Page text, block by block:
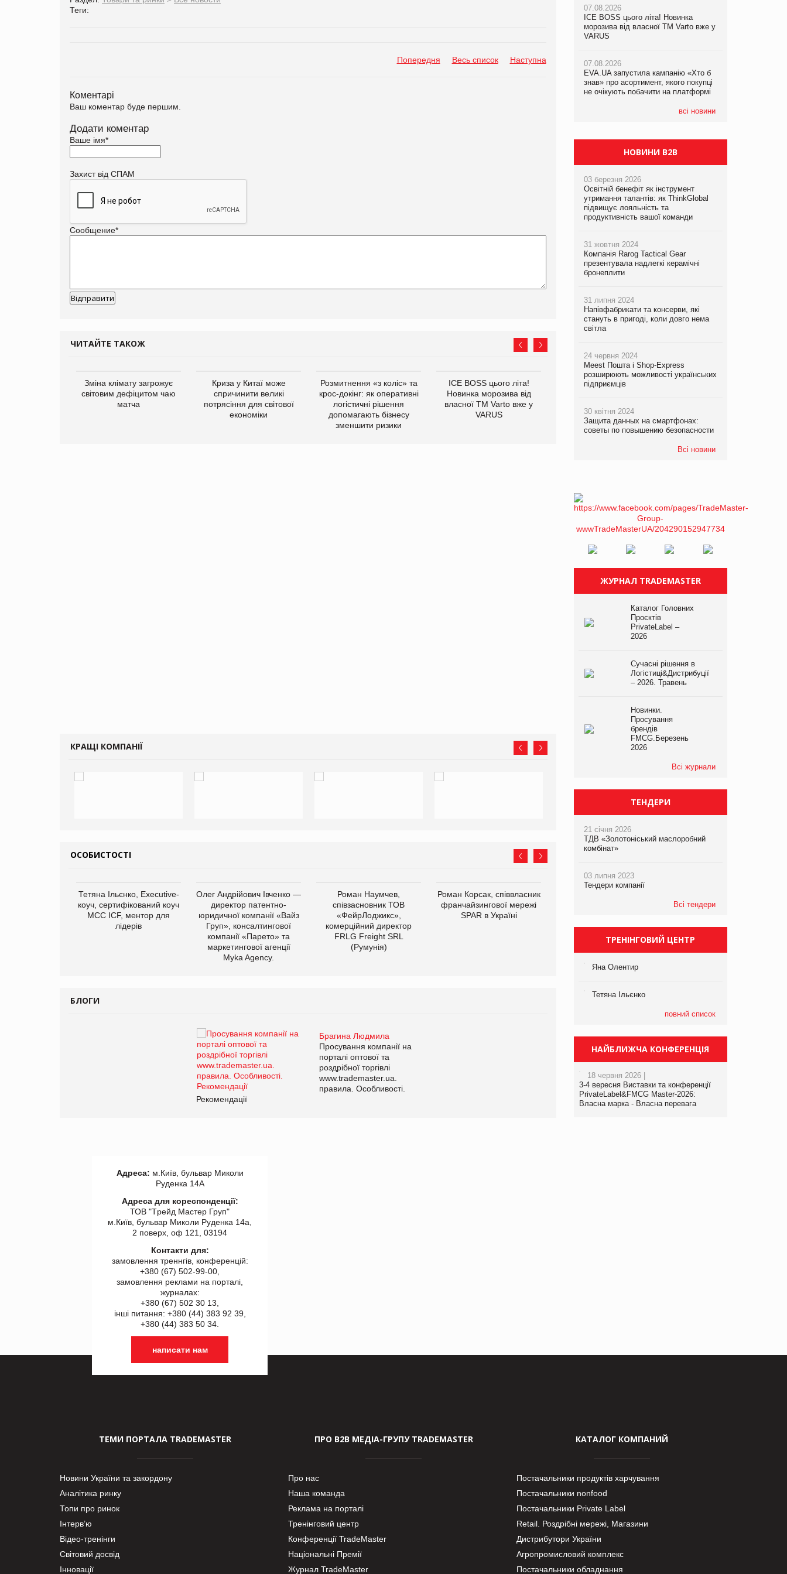
Теги:
Попередня Весь список Наступна
Коментарі
Ваш коментар буде першим.
Додати коментар
Ваше імя*
Захист від СПАМ
Сообщение*
ЧИТАЙТЕ ТАКОЖ
Зміна клімату загрожує
світовим дефіцитом чаю
матча
Криза у Китаї може
спричинити великі
потрясіння для світової
економіки
Розмитнення «з коліс» та
крос-докінг: як оперативні
логістичні рішення
допомагають бізнесу
зменшити ризики
ICE BOSS цього літа!
Новинка морозива від
власної ТМ Varto вже у
VARUS
EVA.UA запустила
не очікують побачити на
платформі
КРАЩІ КОМПАНІЇ
ОСОБИСТОСТІ
Тетяна Ільєнко, Executive-
коуч, сертифікований коуч
МСС ICF, ментор для
лідерів
Олег Андрійович Івченко —
директор патентно-
юридичної компанії «Вайз
Груп», консалтингової
компанії «Парето» та
маркетингової агенції
Myka Agency.
Роман Наумчев,
співзасновник ТОВ
«ФейрЛоджикс»,
комерційний директор
FRLG Freight SRL
(Румунія)
Роман Корсак, співвласник
франчайзингової мережі
SPAR в Україні
виробництва
компанії «УкраМарин»
БЛОГИ
Брагина Людмила
Просування компанії на
порталі оптової та
роздрібної торгівлі
www.trademaster.ua.
правила. Особливості.
Рекомендації
Брагина Людмила
Просування компанії на
www.trademaster.ua.
правила. Особливості.
07.08.2026
ICE BOSS цього літа! Новинка
морозива від власної ТМ Varto вже у
VARUS
07.08.2026
EVA.UA запустила кампанію «Хто б
знав» про асортимент, якого покупці
не очікують побачити на платформі
всі новини
07.08.2026
ICE BOSS цього літа! Новинка
морозива від власної ТМ Varto вже у
VARUS
07.08.2026
EVA.UA запустила кампанію «Хто б
знав» про асортимент, якого покупці
не очікують побачити на платформі
07.08.2026
Франція заборонила рекламні дзвінки
НОВИНИ B2B
03 березня 2026
Освітній бенефіт як інструмент
утримання талантів: як ThinkGlobal
підвищує лояльність та
продуктивність вашої команди
31 жовтня 2024
Компанія Rarog Tactical Gear
презентувала надлегкі керамічні
бронеплити
31 липня 2024
Напівфабрикати та консерви, які
стануть в пригоді, коли довго нема
світла
24 червня 2024
Meest Пошта і Shop-Express
розширюють можливості українських
підприємців
30 квітня 2024
Защита данных на смартфонах:
советы по повышению безопасности
Всі новини
ЖУРНАЛ TRADEMASTER
Каталог Головних
Проєктів
PrivateLabel –
2026
Сучасні рішення в
Логістиці&Дистрибуції
– 2026. Травень
Новинки.
Просування
брендів
FMCG.Березень
2026
Всі журнали
ТЕНДЕРИ
21 січня 2026
ТДВ «Золотоніський маслоробний
комбінат»
03 липня 2023
Тендери компанії
Всі тендери
ТРЕНІНГОВИЙ ЦЕНТР
Яна Олентир
Тетяна Ільєнко
повний список
НАЙБЛИЖЧА КОНФЕРЕНЦІЯ
18 червня 2026 |
3-4 вересня Виставки та конференції
PrivateLabel&FMCG Master-2026:
Власна марка - Власна перевага
Адреса: м.Київ, бульвар Миколи
Руденка 14А
Адреса для кореспонденції:
ТОВ "Tрейд Мастер Груп"
м.Київ, бульвар Миколи Руденка 14а,
2 поверх, оф 121, 03194
Контакти для:
замовлення треннгів, конференцій:
+380 (67) 502-99-00,
замовлення реклами на порталі,
журналах:
+380 (67) 502 30 13,
інші питання: +380 (44) 383 92 39,
+380 (44) 383 50 34.
написати нам
ТЕМИ ПОРТАЛА TRADEMASTER
Новини України та закордону
Аналітика ринку
Топи про ринок
Інтерв’ю
Відео-тренінги
Світовий досвід
Інновації
ПРО В2В МЕДІА-ГРУПУ TRADEMASTER
Про нас
Наша команда
Реклама на порталі
Тренінговий центр
Конференції TradeMaster
Національні Премії
Журнал TradeMaster
КАТАЛОГ КОМПАНИЙ
Постачальники продуктів харчування
Постачальники nonfood
Постачальники Private Label
Retail. Роздрібні мережі, Магазини
Дистрибутори України
Агропромисловий комплекс
Постачальники обладнання